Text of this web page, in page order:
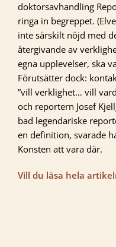
doktorsavhandling
ringa in begreppet.
inte särskilt nöjd med
återgivande av
egna upplevelser, ska
Förutsätter dock:
”vill verklighet… vill
och reportern Josef
bad legendariske
en definition, svarade
Konsten att vara där.
Vill du läsa hela